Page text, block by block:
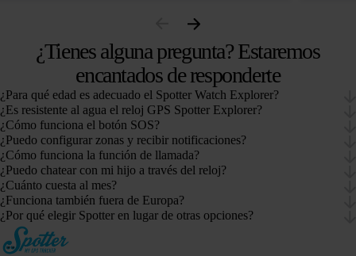
¿Tienes alguna pregunta? Estaremos
encantados de responderte
¿Para qué edad es adecuado el Spotter Watch Explorer?
¿Es resistente al agua el reloj GPS Spotter Explorer?
¿Cómo funciona el botón SOS?
¿Puedo configurar zonas y recibir notificaciones?
¿Cómo funciona la función de llamada?
¿Puedo chatear con mi hijo a través del reloj?
¿Cuánto cuesta al mes?
¿Funciona también fuera de Europa?
¿Por qué elegir Spotter en lugar de otras opciones?